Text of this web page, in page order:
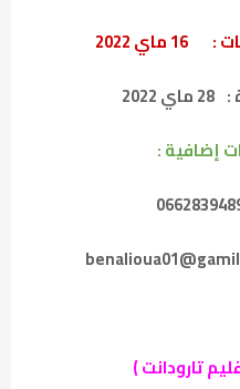
:
16 ماي 2022
: 28 ماي 2022
إضافية :
تارودانت )